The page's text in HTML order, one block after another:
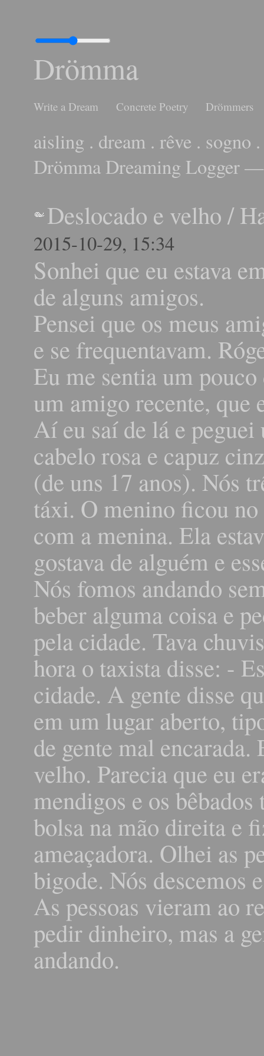
Drömma
Write a Dream Concrete Poetry Drömmers
aisling . dream . rêve . sogno
Drömma Dreaming Logger
Deslocado e velho /
2015-10-29, 15:34
Sonhei que eu estava
de alguns amigos.
Pensei que os meus
e se frequentavam.
Eu me sentia um pouco
um amigo recente, que
Aí eu saí de lá e
cabelo rosa e capuz
(de uns 17 anos). Nós
táxi. O menino ficou
com a menina. Ela
gostava de alguém e
Nós fomos andando
beber alguma coisa e
pela cidade. Tava
hora o taxista disse: -
cidade. A gente disse
em um lugar aberto,
de gente mal
velho. Parecia que eu
mendigos e os
bolsa na mão direita e
ameaçadora. Olhei as
bigode. Nós descemos
As pessoas vieram ao
pedir dinheiro, mas a
andando.